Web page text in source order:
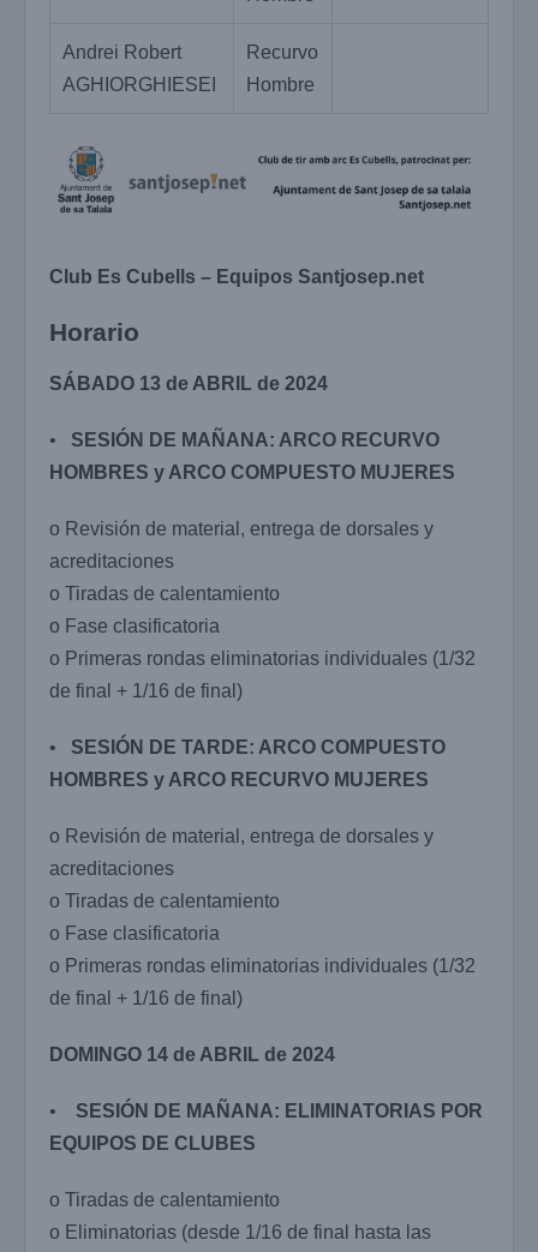
Andrei Robert
AGHIORGHIESEI
Recurvo
Hombre
Club Es Cubells – Equipos Santjosep.net
Horario
SÁ BA DO 13 de ABRIL de 2024
• SES IÓN DE MAÑANA: ARCO RECURVO
HOMBRES y ARCO COMPUESTO MUJERES
o Revisión de material, entrega de dorsales y
acreditaciones
o Tiradas de calentamiento
o Fase clasificatoria
o Primeras rondas eliminatorias individuales (1/32
de final + 1/16 de final)
• SES IÓN DE TARDE: ARCO COMPUESTO
HOMBRES y ARCO RECURVO MUJERES
o Revisión de material, entrega de dorsales y
acreditaciones
o Tiradas de calentamiento
o Fase clasificatoria
o Primeras rondas eliminatorias individuales (1/32
de final + 1/16 de final)
DOM NGO 14 de ABRIL de 2024
• SES IÓN DE MAÑANA: ELIMINATORIAS POR
EQUIPOS DE CLUBES
o Tiradas de calentamiento
o Eliminatorias (desde 1/16 de final hasta las